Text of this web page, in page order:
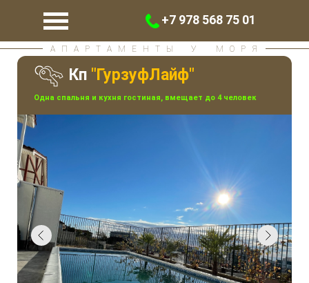
+7 978 568 75 01
Кп "ГурзуфЛайф"
Одна спальня и кухня гостиная, вмещает до 4 человек
А П А Р Т А М Е Н Т Ы У М О Р Я